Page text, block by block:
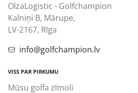
OlzaLogistic - Golfchampion
Kalniņi B, Mārupe,
LV-2167, Rīga
info@golfchampion.lv
VISS PAR PIRKUMU
Mūsu golfa zīmoli